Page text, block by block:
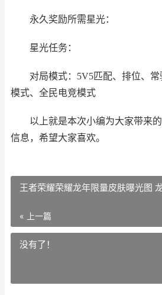
永久奖励所需星光：
星光任务：
对局模式：5V5匹配、排位、
模式、全民电竞模式
以上就是本次小编为大家带来
信息，希望大家喜欢。
王者荣耀荣耀龙年限量皮肤曝光图
« 上一篇
没有了！